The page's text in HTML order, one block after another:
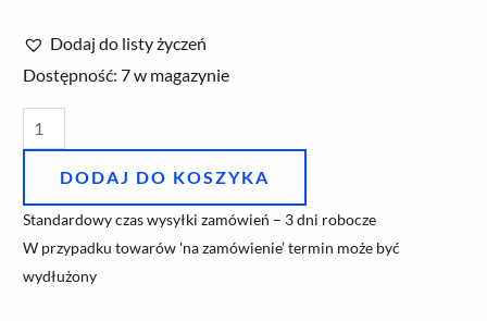
Dodaj do listy życzeń
Dostępność: 7 w magazynie
ilość
Cristallisation
de
l’Espace
-
Ludwika
Ogorzelec
DODAJ DO KOSZYKA
Standardowy czas wysyłki zamówień – 3 dni robocze
W przypadku towarów 'na zamówienie’ termin może być
wydłużony